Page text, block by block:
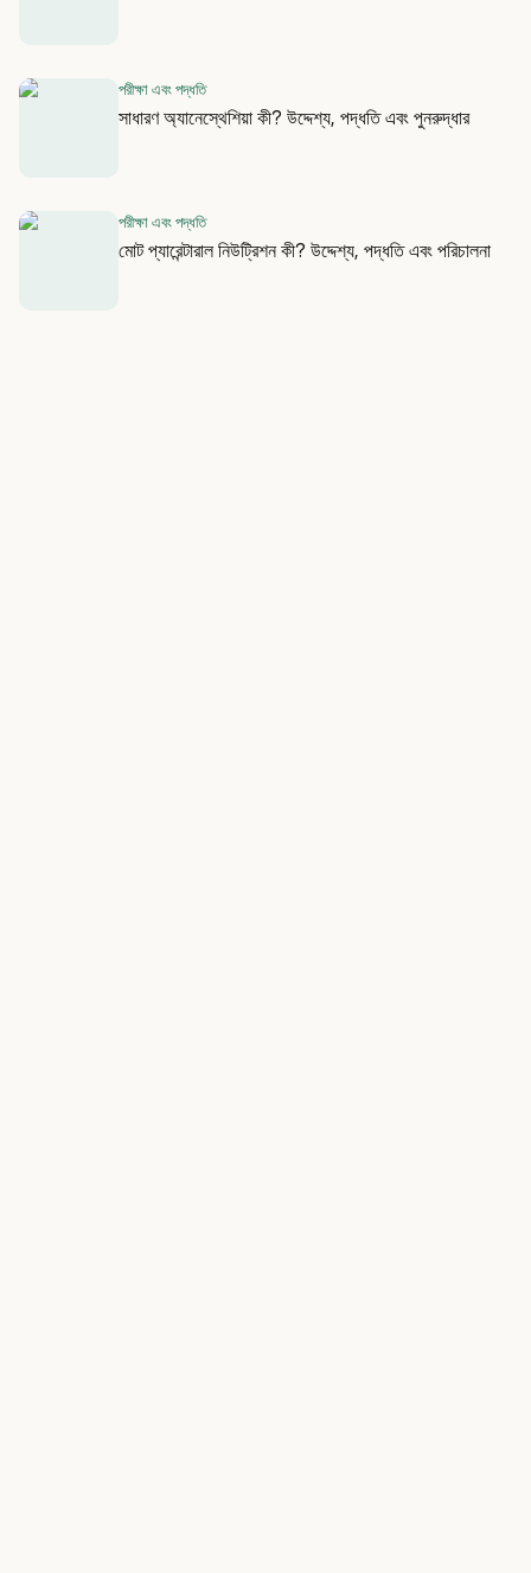
পরীক্ষা এবং পদ্ধতি
সাধারণ অ্যানেস্থেশিয়া কী? উদ্দেশ্য, পদ্ধতি এবং পুনরুদ্ধার
পরীক্ষা এবং পদ্ধতি
মোট প্যারেন্টারাল নিউট্রিশন কী? উদ্দেশ্য, পদ্ধতি এবং পরিচালনা